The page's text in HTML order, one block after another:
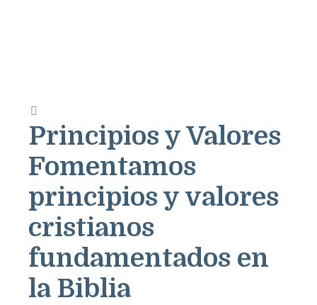
Principios y Valores
Fomentamos
principios y valores
cristianos
fundamentados en
la Biblia